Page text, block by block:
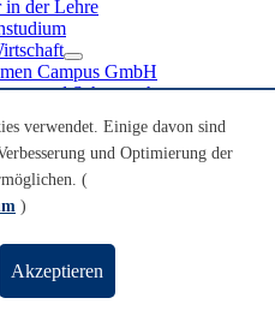
in der Lehre
Campus GmbH
und Schutzrechte
an der Universität Bremen
an der Universität Bremen
und Schüler
verwendet. Einige davon sind
und Optimierung der
(
)
Akzeptieren